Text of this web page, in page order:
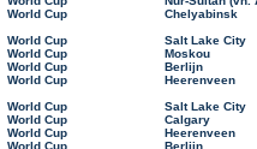
World Cup
Chelyabinsk
World Cup
Salt Lake City
World Cup
Moskou
World Cup
Berlijn
World Cup
Heerenveen
World Cup
Salt Lake City
World Cup
Calgary
World Cup
Heerenveen
World Cup
Berlijn